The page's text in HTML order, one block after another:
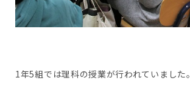
1年5組では理科の授業が行われていました。